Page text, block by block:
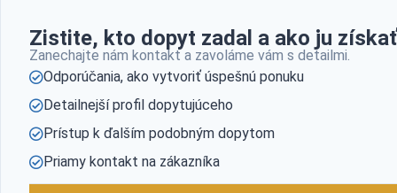
Zistite, kto dopyt zadal a ako ju
Zanechajte nám kontakt a zavoláme vám s detailmi.
Odporúčania, ako vytvoriť úspešnú ponuku
Detailnejší profil dopytujúceho
Prístup k ďalším podobným dopytom
Priamy kontakt na zákazníka